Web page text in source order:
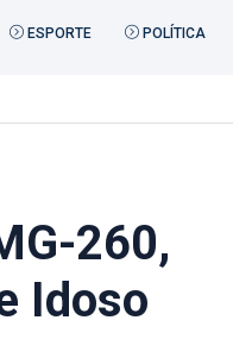
ESPORTE POLÍTICA
260,
Idoso